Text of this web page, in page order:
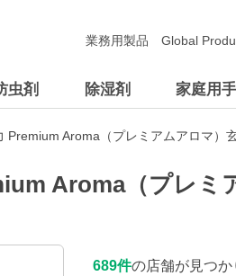
虫剤 除湿剤 家庭用
業務用製品 Global
Premium Aroma（プレミアムアロマ）
Aroma（プレ
689件の店舗が見つか